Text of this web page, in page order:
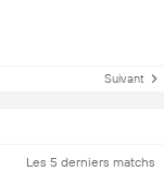
Suivant
Les 5 derniers matchs